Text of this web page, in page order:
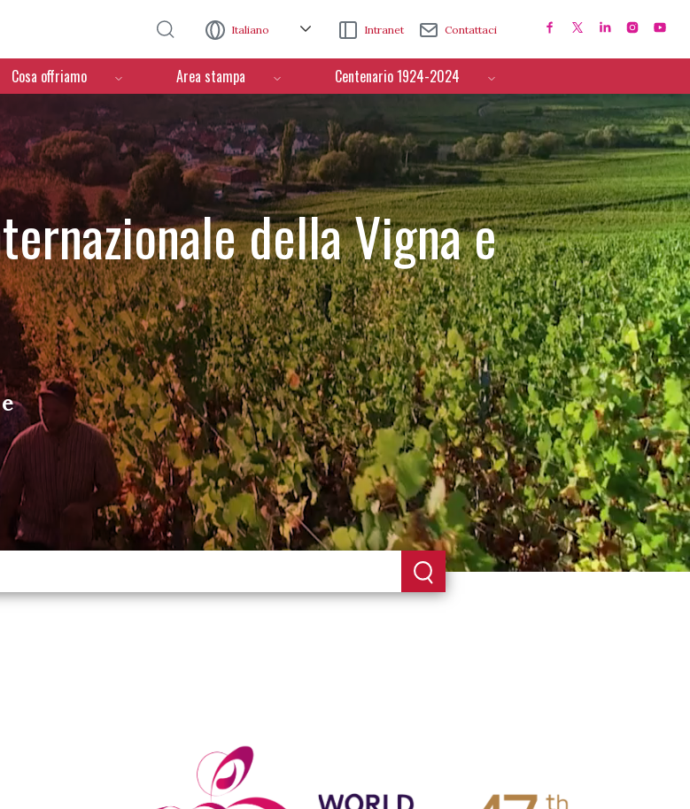
Italiano Intranet Contattaci
Cosa offriamo Area stampa Centenario 1924-2024
della Vigna e